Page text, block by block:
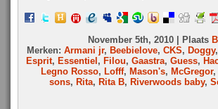
November 5th, 2010 | Plaats
Merken: Armani jr, Beebielove, CKS, Doggy,
Esprit, Essentiel , Filou, Gaastra, Guess,
Legno Rosso, Lofff, Mason's, McGregor,
sons, Rita, Rita B, Riverwoods baby,